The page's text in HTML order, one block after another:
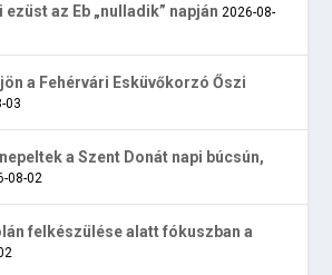
az Eb „nulladik” napján 2026-08-
a Fehérvári Esküvőkorzó Őszi
03
a Szent Donát napi búcsún,
08-02
felkészülése alatt fókuszban a